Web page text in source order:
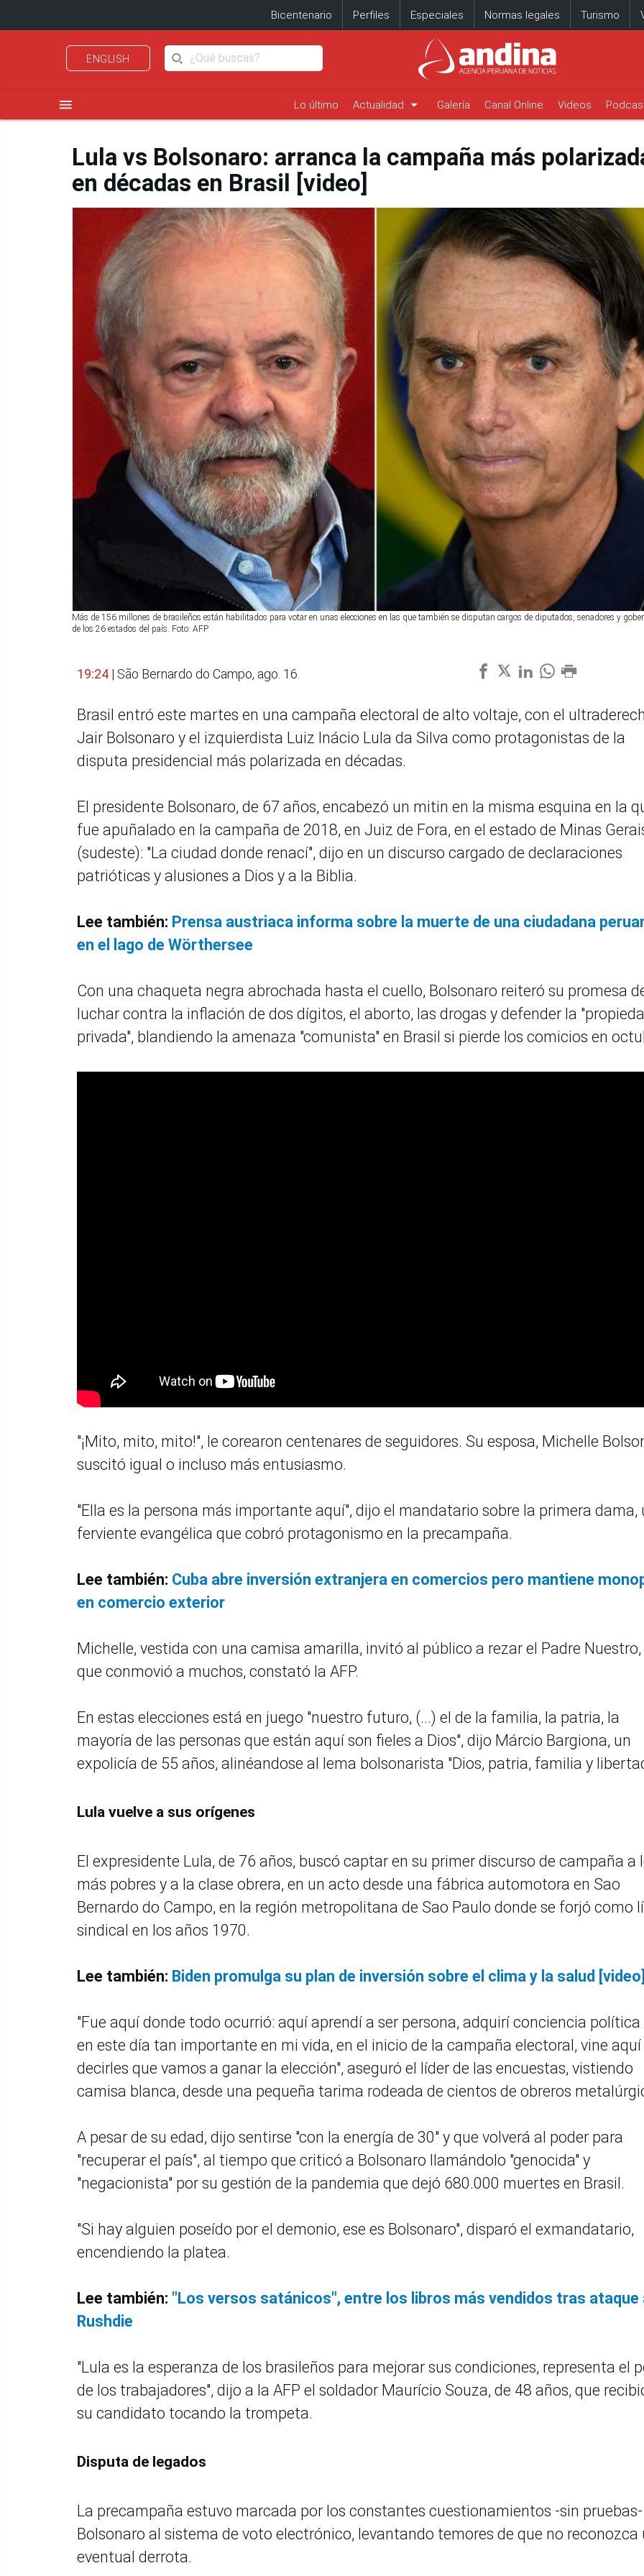
Bicentenario Perfiles Especiales Normas legales Turismo
ENGLISH
menu Lo último Actualidad arrow_drop_down Galería Canal Online Videos
Lula vs Bolsonaro: arranca la campaña más
en décadas en Brasil [video]
Más de 156 millones de brasileños están habilitados para votar en unas elecciones en las que también se disputan cargos de diputados, senadores y
de los 26 estados del país. Foto: AFP
19:24 | São Bernardo do Campo, ago. 16.
Brasil entró este martes en una campaña electoral de alto voltaje, con el
Jair Bolsonaro y el izquierdista Luiz Inácio Lula da Silva como protagonistas de la
disputa presidencial más polarizada en décadas.
El presidente Bolsonaro, de 67 años, encabezó un mitin en la misma esquina en la
fue apuñalado en la campaña de 2018, en Juiz de Fora, en el estado de Minas
(sudeste): "La ciudad donde renací", dijo en un discurso cargado de declaraciones
patrióticas y alusiones a Dios y a la Biblia.
Lee también: Prensa austriaca informa sobre la muerte de una ciudadana
en el lago de Wörthersee
Con una chaqueta negra abrochada hasta el cuello, Bolsonaro reiteró su promesa
luchar contra la inflación de dos dígitos, el aborto, las drogas y defender la
privada", blandiendo la amenaza "comunista" en Brasil si pierde los comicios en
"¡Mito, mito, mito!", le corearon centenares de seguidores. Su esposa, Michelle
suscitó igual o incluso más entusiasmo.
"Ella es la persona más importante aquí", dijo el mandatario sobre la primera dama,
ferviente evangélica que cobró protagonismo en la precampaña.
Lee también: Cuba abre inversión extranjera en comercios pero mantiene
en comercio exterior
Michelle, vestida con una camisa amarilla, invitó al público a rezar el Padre Nuestro,
que conmovió a muchos, constató la AFP.
En estas elecciones está en juego "nuestro futuro, (...) el de la familia, la patria, la
mayoría de las personas que están aquí son fieles a Dios", dijo Márcio Bargiona, un
expolicía de 55 años, alinéandose al lema bolsonarista "Dios, patria, familia y
Lula vuelve a sus orígenes
El expresidente Lula, de 76 años, buscó captar en su primer discurso de campaña a
más pobres y a la clase obrera, en un acto desde una fábrica automotora en Sao
Bernardo do Campo, en la región metropolitana de Sao Paulo donde se forjó como
sindical en los años 1970.
Lee también: Biden promulga su plan de inversión sobre el clima y la salud [video]
"Fue aquí donde todo ocurrió: aquí aprendí a ser persona, adquirí conciencia política
en este día tan importante en mi vida, en el inicio de la campaña electoral, vine aquí
decirles que vamos a ganar la elección", aseguró el líder de las encuestas, vistiendo
camisa blanca, desde una pequeña tarima rodeada de cientos de obreros
A pesar de su edad, dijo sentirse "con la energía de 30" y que volverá al poder para
"recuperar el país", al tiempo que criticó a Bolsonaro llamándolo "genocida" y
"negacionista" por su gestión de la pandemia que dejó 680.000 muertes en Brasil.
"Si hay alguien poseído por el demonio, ese es Bolsonaro", disparó el exmandatario,
encendiendo la platea.
Lee también: "Los versos satánicos", entre los libros más vendidos tras ataque
Rushdie
"Lula es la esperanza de los brasileños para mejorar sus condiciones, representa el
de los trabajadores", dijo a la AFP el soldador Maurício Souza, de 48 años, que
su candidato tocando la trompeta.
Disputa de legados
La precampaña estuvo marcada por los constantes cuestionamientos -sin
Bolsonaro al sistema de voto electrónico, levantando temores de que no reconozca
eventual derrota.